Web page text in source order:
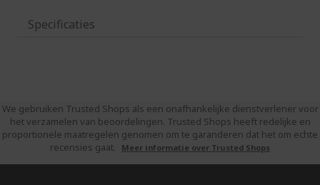
Specificaties
We gebruiken Trusted Shops als een onafhankelijke dienstverlener voor
het verzamelen van beoordelingen. Trusted Shops heeft redelijke en
proportionele maatregelen genomen om te garanderen dat het om echte
recensies gaat.
Meer informatie over Trusted Shops